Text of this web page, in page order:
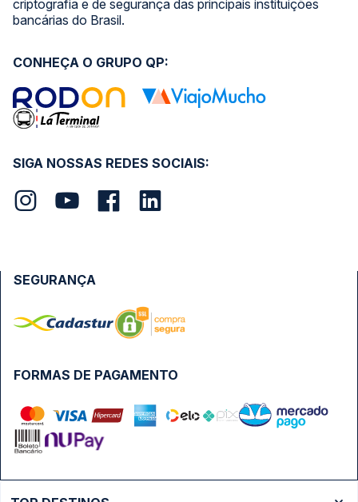
criptografia e de segurança das principais instituições
bancárias do Brasil.
SIGA NOSSAS REDES SOCIAIS:
CONHEÇA O GRUPO QP:
FORMAS DE PAGAMENTO
SEGURANÇA